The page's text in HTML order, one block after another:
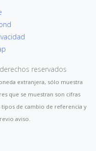
reservados
extranjera, sólo muestra
que se muestran son cifras
de cambio de referencia y
aviso.